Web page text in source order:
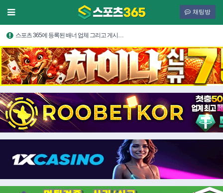
채팅방
스포츠 365에 등록된 배너 업체 그리고 게시…